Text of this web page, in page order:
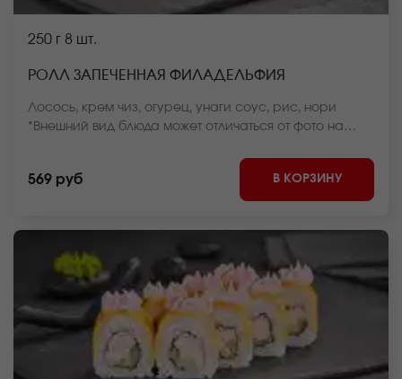
250 г 8 шт.
РОЛЛ ЗАПЕЧЕННАЯ ФИЛАДЕЛЬФИЯ
Лосось, крем чиз, огурец, унаги соус, рис, нори
*Внешний вид блюда может отличаться от фото на
569 руб В КОРЗИНУ